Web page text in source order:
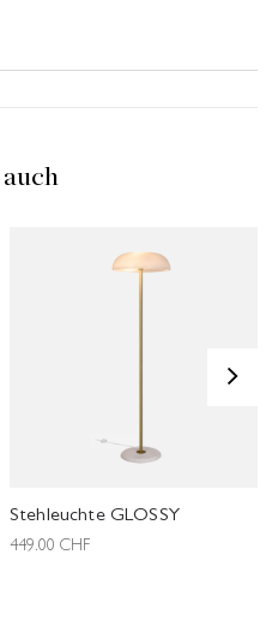
Stehleuchte GLOSSY
449.00 CHF
>